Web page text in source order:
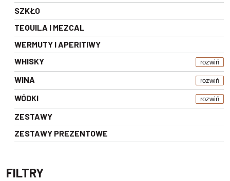
SZKŁO
TEQUILA I MEZCAL
WERMUTY I APERITIWY
WHISKY
rozwiń
WINA rozwiń
WÓDKI rozwiń
ZESTAWY
ZESTAWY PREZENTOWE
FILTRY